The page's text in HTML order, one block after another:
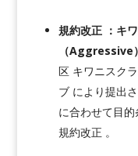
規約改正 ：キ
（Aggressive
区 キワニスク
ブ により提出
に合わせて目
規約改正 。